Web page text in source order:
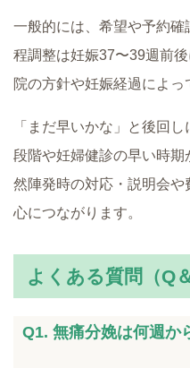
一般的には、希望や予約確
程調整は妊娠37〜39週前
院の方針や妊娠経過によっ
「まだ早いかな」と後回
段階や妊婦健診の早い時
然陣発時の対応・説明会
心につながります。
よくある質問（Q
Q1. 無痛分娩は何週か